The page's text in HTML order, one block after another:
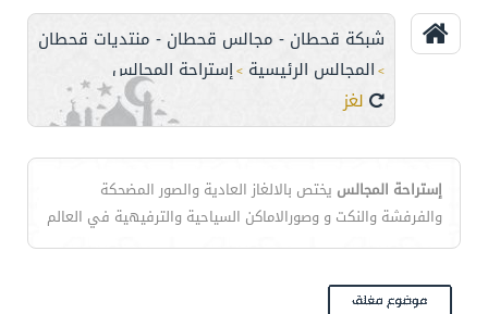
شبكة قحطان - مجالس قحطان - منتديات قحطان
> المجالس الرئيسية >إستراحة المجالس
لغز
إستراحة المجالس يختص بالالغاز العادية والصور المضحكة
والفرفشة والنكت و وصورالاماكن السياحية والترفيهية في العالم